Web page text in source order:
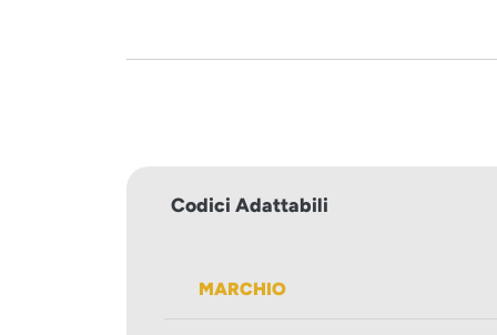
Codici Adattabili
MARCHIO